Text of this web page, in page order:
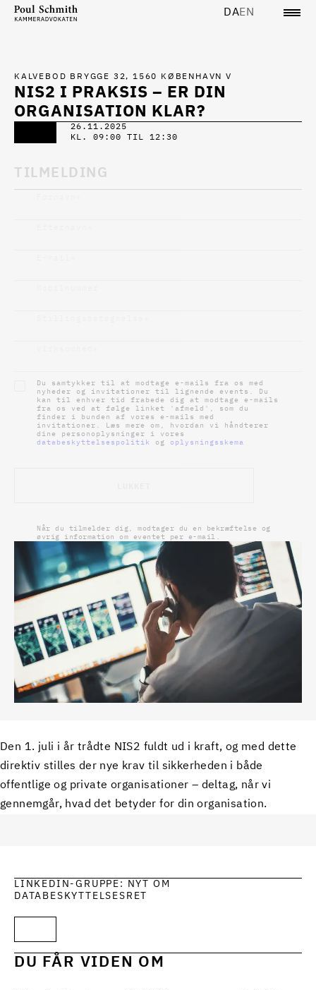
DAEN
NIS2 I PRAKSIS – ER DIN
ORGANISATION KLAR?
KALVEBOD BRYGGE 32, 1560 KØBENHAVN V
26.11.2025
KL. 09:00 TIL 12:30
TILMELDING
Du samtykker til at modtage e-mails fra os med
nyheder og invitationer til lignende events. Du
kan til enhver tid frabede dig at modtage e-mails
fra os ved at følge linket 'afmeld', som du
finder i bunden af vores e-mails med
invitationer. Læs mere om, hvordan vi håndterer
dine personoplysninger i vores
databeskyttelsespolitik og oplysningsskema
Når du tilmelder dig, modtager du en bekræftelse og
øvrig information om eventet per e-mail.
Den 1. juli i år trådte NIS2 fuldt ud i kraft, og med dette
direktiv stilles der nye krav til sikkerheden i både
offentlige og private organisationer – deltag, når vi
gennemgår, hvad det betyder for din organisation.
LINKEDIN-GRUPPE: NYT OM
DATABESKYTTELSESRET
DU FÅR VIDEN OM